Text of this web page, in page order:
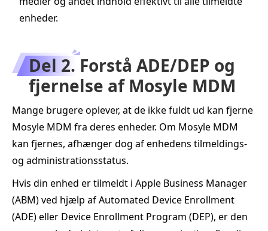
enheder.
Del 2. Forstå ADE/DEP og
fjernelse af Mosyle MDM
Mange brugere oplever, at de ikke fuldt ud kan fjerne
Mosyle MDM fra deres enheder. Om Mosyle MDM
kan fjernes, afhænger dog af enhedens tilmeldings‑
og administrationsstatus.
Hvis din enhed er tilmeldt i Apple Business Manager
(ABM) ved hjælp af Automated Device Enrollment
(ADE) eller Device Enrollment Program (DEP), er den